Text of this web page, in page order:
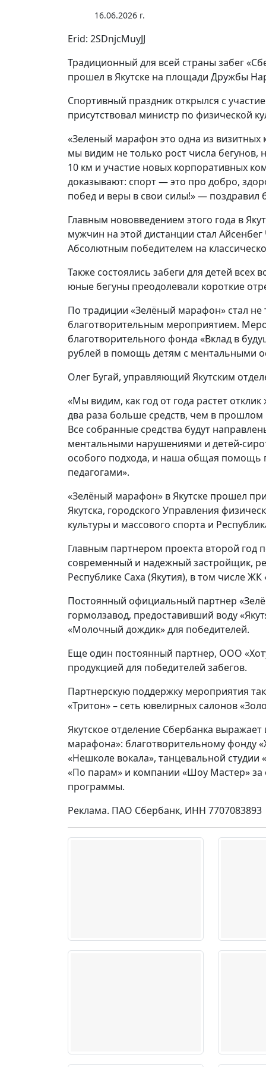
16.06.2026 г.
Erid: 2SDnjcMuyJJ
Традиционный для всей страны забег
прошел в Якутске на площади Дружбы
Спортивный праздник открылся с
присутствовал министр по физической
«Зеленый марафон это одна из визитных
мы видим не только рост числа
10 км и участие новых корпоративных
доказывают: спорт — это про добро,
побед и веры в свои силы!» — поздравил
Главным нововведением этого года в
мужчин на этой дистанции стал
Абсолютным победителем на
Также состоялись забеги для детей
юные бегуны преодолевали короткие
По традиции «Зелёный марафон» стал
благотворительным мероприятием.
благотворительного фонда «Вклад в
рублей в помощь детям с ментальными
Олег Бугай, управляющий Якутским
«Мы видим, как год от года растет
два раза больше средств, чем в прошлом
Все собранные средства будут
ментальными нарушениями и детей-
особого подхода, и наша общая помощь
педагогами».
«Зелёный марафон» в Якутске прошел
Якутска, городского Управления
культуры и массового спорта и
Главным партнером проекта второй
современный и надежный застройщик,
Республике Саха (Якутия), в том числе
Постоянный официальный партнер
гормолзавод, предоставивший воду
«Молочный дождик» для победителей.
Еще один постоянный партнер, ООО
продукцией для победителей забегов.
Партнерскую поддержку мероприятия
«Тритон» – сеть ювелирных салонов
Якутское отделение Сбербанка
марафона»: благотворительному фонду
«Нешколе вокала», танцевальной
«По парам» и компании «Шоу Мастер»
программы.
Реклама. ПАО Сбербанк, ИНН 7707083893